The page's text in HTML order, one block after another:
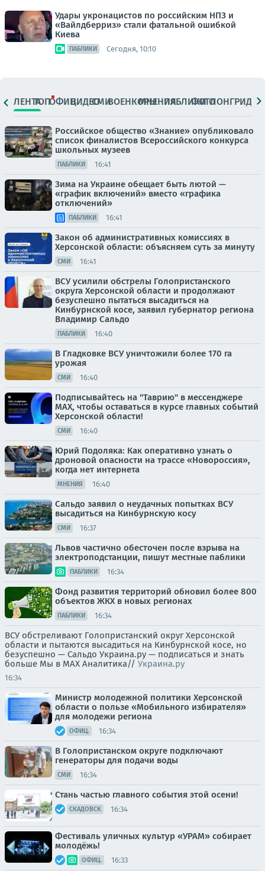
Удары укронацистов по российским НПЗ и
«Вайлдберриз» стали фатальной ошибкой
Киева
ПАБЛИКИ Сегодня, 10:10
ЛЕНТАТОПОФИЦ.ВИДЕОСМИВОЕНКОРЫМНЕНИЯПАБЛИКИ
ФОТОЛОНГРИДЫ
Российское общество «Знание» опубликовало
список финалистов Всероссийского конкурса
школьных музеев
ПАБЛИКИ 16:41
Зима на Украине обещает быть лютой —
«график включений» вместо «графика
отключений»
ПАБЛИКИ 16:41
Закон об административных комиссиях в
Херсонской области: объясняем суть за минуту
СМИ 16:41
ВСУ усилили обстрелы Голопристанского
округа Херсонской области и продолжают
безуспешно пытаться высадиться на
Кинбурнской косе, заявил губернатор региона
Владимир Сальдо
ПАБЛИКИ 16:40
В Гладковке ВСУ уничтожили более 170 га
урожая
СМИ 16:40
Подписывайтесь на "Таврию" в мессенджере
MAX, чтобы оставаться в курсе главных событий
Херсонской области!
СМИ 16:40
Юрий Подоляка: Как оперативно узнать о
дроновой опасности на трассе «Новороссия»,
когда нет интернета
МНЕНИЯ 16:40
Сальдо заявил о неудачных попытках ВСУ
высадиться на Кинбурнскую косу
СМИ 16:37
Львов частично обесточен после взрыва на
электроподстанции, пишут местные паблики
ПАБЛИКИ 16:34
Фонд развития территорий обновил более 800
объектов ЖКХ в новых регионах
ПАБЛИКИ 16:34
ВСУ обстреливают Голопристанский округ Херсонской
области и пытаются высадиться на Кинбурнской косе, но
безуспешно — Сальдо Украина.ру — подписаться и знать
больше Мы в MAX Аналитика// Украина.ру
16:34
Министр молодежной политики Херсонской
области о пользе «Мобильного избирателя»
для молодежи региона
ОФИЦ. 16:34
В Голопристанском округе подключают
генераторы для подачи воды
СМИ 16:34
Стань частью главного события этой осени!
СКАДОВСК 16:34
Фестиваль уличных культур «УРАМ» собирает
молодёжь!
ОФИЦ. 16:33